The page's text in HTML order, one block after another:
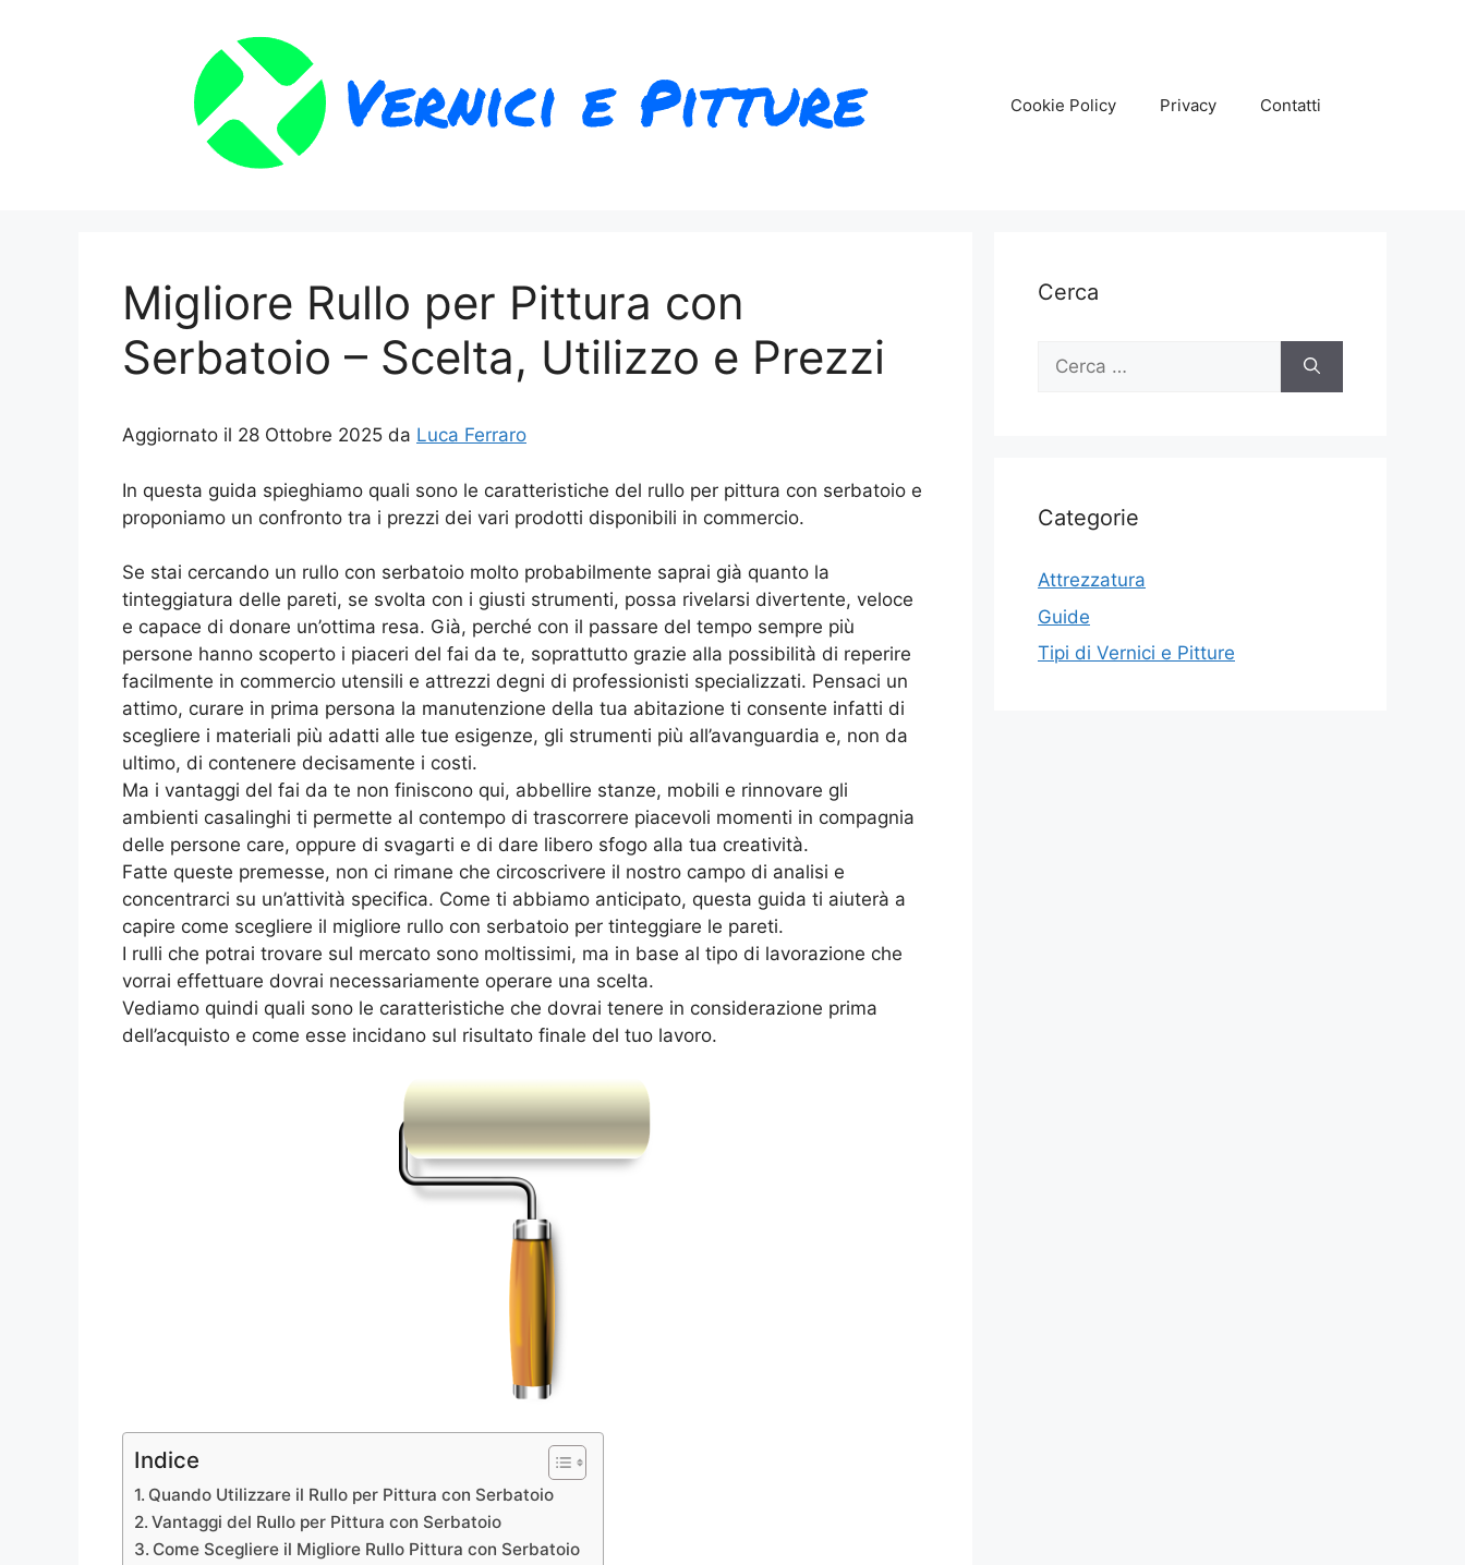
Cookie Policy Privacy Contatti
Migliore Rullo per Pittura con
Serbatoio – Scelta, Utilizzo e Prezzi
Aggiornato il 28 Ottobre 2025 da Luca Ferraro
In questa guida spieghiamo quali sono le caratteristiche del rullo per pittura con serbatoio e
proponiamo un confronto tra i prezzi dei vari prodotti disponibili in commercio.
Se stai cercando un rullo con serbatoio molto probabilmente saprai già quanto la
tinteggiatura delle pareti, se svolta con i giusti strumenti, possa rivelarsi divertente, veloce
e capace di donare un’ottima resa. Già, perché con il passare del tempo sempre più
persone hanno scoperto i piaceri del fai da te, soprattutto grazie alla possibilità di reperire
facilmente in commercio utensili e attrezzi degni di professionisti specializzati. Pensaci un
attimo, curare in prima persona la manutenzione della tua abitazione ti consente infatti di
scegliere i materiali più adatti alle tue esigenze, gli strumenti più all’avanguardia e, non da
ultimo, di contenere decisamente i costi.
Ma i vantaggi del fai da te non finiscono qui, abbellire stanze, mobili e rinnovare gli
ambienti casalinghi ti permette al contempo di trascorrere piacevoli momenti in compagnia
delle persone care, oppure di svagarti e di dare libero sfogo alla tua creatività.
Fatte queste premesse, non ci rimane che circoscrivere il nostro campo di analisi e
concentrarci su un’attività specifica. Come ti abbiamo anticipato, questa guida ti aiuterà a
capire come scegliere il migliore rullo con serbatoio per tinteggiare le pareti.
I rulli che potrai trovare sul mercato sono moltissimi, ma in base al tipo di lavorazione che
vorrai effettuare dovrai necessariamente operare una scelta.
Vediamo quindi quali sono le caratteristiche che dovrai tenere in considerazione prima
dell’acquisto e come esse incidano sul risultato finale del tuo lavoro.
Indice
Quando Utilizzare il Rullo per Pittura con Serbatoio
Vantaggi del Rullo per Pittura con Serbatoio
Come Scegliere il Migliore Rullo Pittura con Serbatoio
Cerca
Ricerca
Categorie
Attrezzatura
Guide
Tipi di Vernici e Pitture